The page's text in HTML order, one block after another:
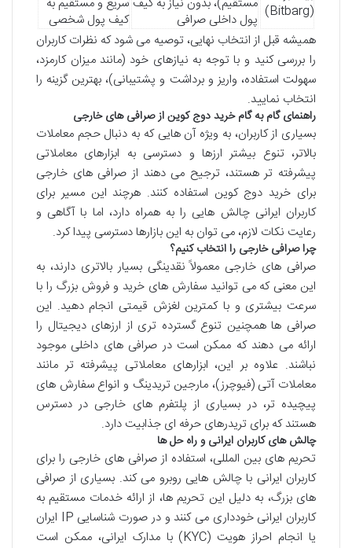
(Bitbarg)
پول داخلی صرافی
کیف پول شخصی
همیشه قبل از انتخاب نهایی، توصیه می شود که نظرات کاربران
را بررسی کنید و با توجه به نیازهای خود (مانند میزان کارمزد،
سهولت استفاده، واریز و برداشت و پشتیبانی)، بهترین گزینه را
انتخاب نمایید.
راهنمای گام به گام خرید دوج کوین از صرافی های خارجی
بسیاری از کاربران، به ویژه آن هایی که به دنبال حجم معاملات
بالاتر، تنوع بیشتر ارزها و دسترسی به ابزارهای معاملاتی
پیشرفته تر هستند، ترجیح می دهند از صرافی های خارجی
برای خرید دوج کوین استفاده کنند. هرچند این مسیر برای
کاربران ایرانی چالش هایی را به همراه دارد، اما با آگاهی و
رعایت نکات لازم، می توان به این بازارها دسترسی پیدا کرد.
چرا صرافی خارجی را انتخاب کنیم؟
صرافی های خارجی معمولاً نقدینگی بسیار بالاتری دارند، به
این معنی که می توانید سفارش های خرید و فروش بزرگ را با
سرعت بیشتری و با کمترین لغزش قیمتی انجام دهید. این
صرافی ها همچنین تنوع گسترده تری از ارزهای دیجیتال را
ارائه می دهند که ممکن است در صرافی های داخلی موجود
نباشند. علاوه بر این، ابزارهای معاملاتی پیشرفته تر مانند
معاملات آتی (فیوچرز)، مارجین تریدینگ و انواع سفارش های
پیچیده تر، در بسیاری از پلتفرم های خارجی در دسترس
هستند که برای تریدرهای حرفه ای جذابیت دارد.
چالش های کاربران ایرانی و راه حل ها
تحریم های بین المللی، استفاده از صرافی های خارجی را برای
کاربران ایرانی با چالش هایی روبرو می کند. بسیاری از صرافی
های بزرگ، به دلیل این تحریم ها، از ارائه خدمات مستقیم به
کاربران ایرانی خودداری می کنند و در صورت شناسایی IP ایران
یا انجام احراز هویت (KYC) با مدارک ایرانی، ممکن است